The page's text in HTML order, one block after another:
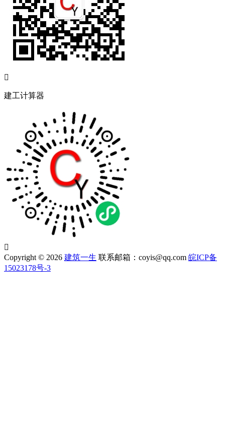

建工计算器

Copyright © 2026 建筑一生 联系邮箱：coyis@qq.com 皖ICP备
15023178号-3